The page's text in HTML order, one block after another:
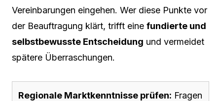
Vereinbarungen eingehen. Wer diese Punkte vor
der Beauftragung klärt, trifft eine fundierte und
selbstbewusste Entscheidung und vermeidet
spätere Überraschungen.
Regionale Marktkenntnisse prüfen: Fragen